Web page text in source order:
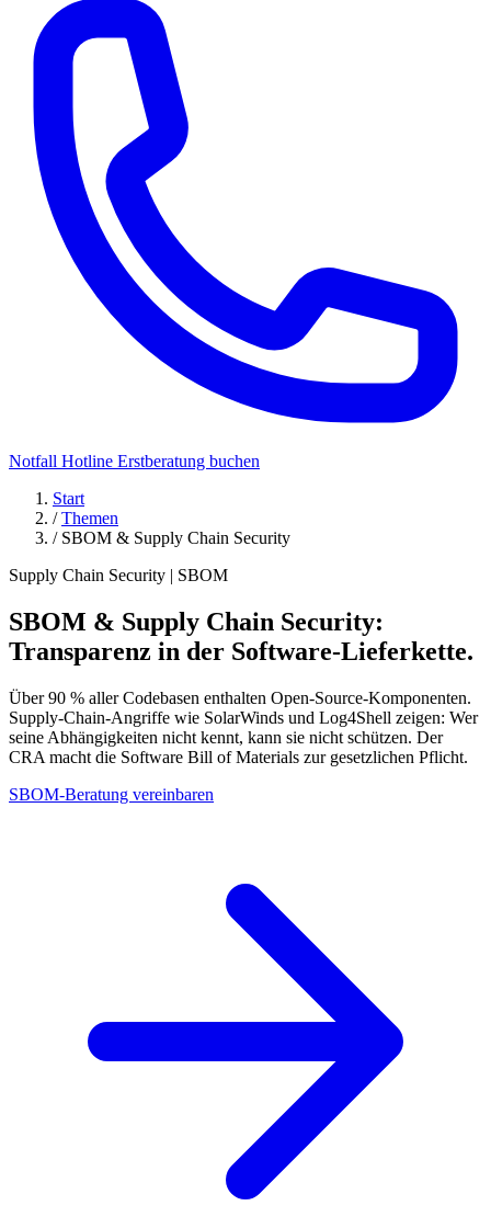
Notfall Hotline Erstberatung buchen
Start
/ Themen
/ SBOM & Supply Chain Security
Supply Chain Security | SBOM
SBOM & Supply Chain Security:
Transparenz in der Software-Lieferkette.
Über 90 % aller Codebasen enthalten Open-Source-Komponenten.
Supply-Chain-Angriffe wie SolarWinds und Log4Shell zeigen: Wer
seine Abhängigkeiten nicht kennt, kann sie nicht schützen. Der
CRA macht die Software Bill of Materials zur gesetzlichen Pflicht.
SBOM-Beratung vereinbaren